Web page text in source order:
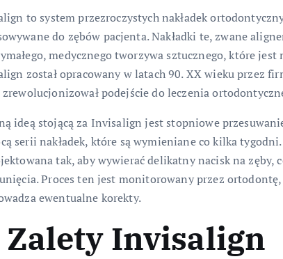
to system przezroczystych nakładek
do zębów pacjenta. Nakładki te, zwane
medycznego tworzywa sztucznego, które
został opracowany w latach 90. XX wieku przez
zrewolucjonizował podejście do leczenia
ideą stojącą za Invisalign jest stopniowe
serii nakładek, które są wymieniane co kilka tygodni.
tak, aby wywierać delikatny nacisk na zęby,
Proces ten jest monitorowany przez
ewentualne korekty.
Zalety Invisalign